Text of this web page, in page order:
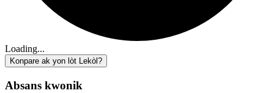
Loading...
Konpare ak yon lòt Lekòl?
Absans kwonik